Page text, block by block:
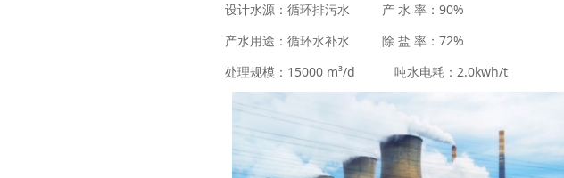
设计水源：循环排污水 产 水 率：90%
产水用途：循环水补水 除 盐 率：72%
处理规模：15000 m³/d 吨水电耗：2.0kwh/t